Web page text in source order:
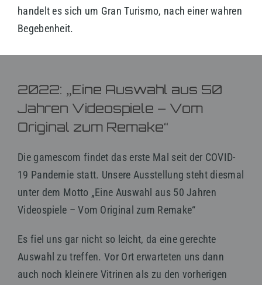
handelt es sich um Gran Turismo, nach einer wahren
Begebenheit.
2022: „Eine Auswahl aus 50
Jahren Videospiele – Vom
Original zum Remake“
Die gamescom findet das erste Mal seit der COVID-
19 Pandemie statt. Unsere Ausstellung steht diesmal
unter dem Motto „Eine Auswahl aus 50 Jahren
Videospiele – Vom Original zum Remake“
Es fiel uns gar nicht so leicht, da eine gerechte
Auswahl zu treffen. Vor Ort erwarteten uns dann
auch noch kleinere Vitrinen als zu den vorherigen